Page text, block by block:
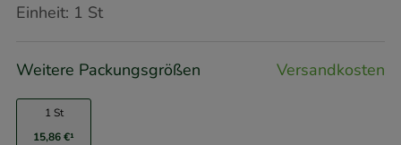
Einheit: 1 St
Weitere Packungsgrößen Versandkosten
1 St
15,86 €¹